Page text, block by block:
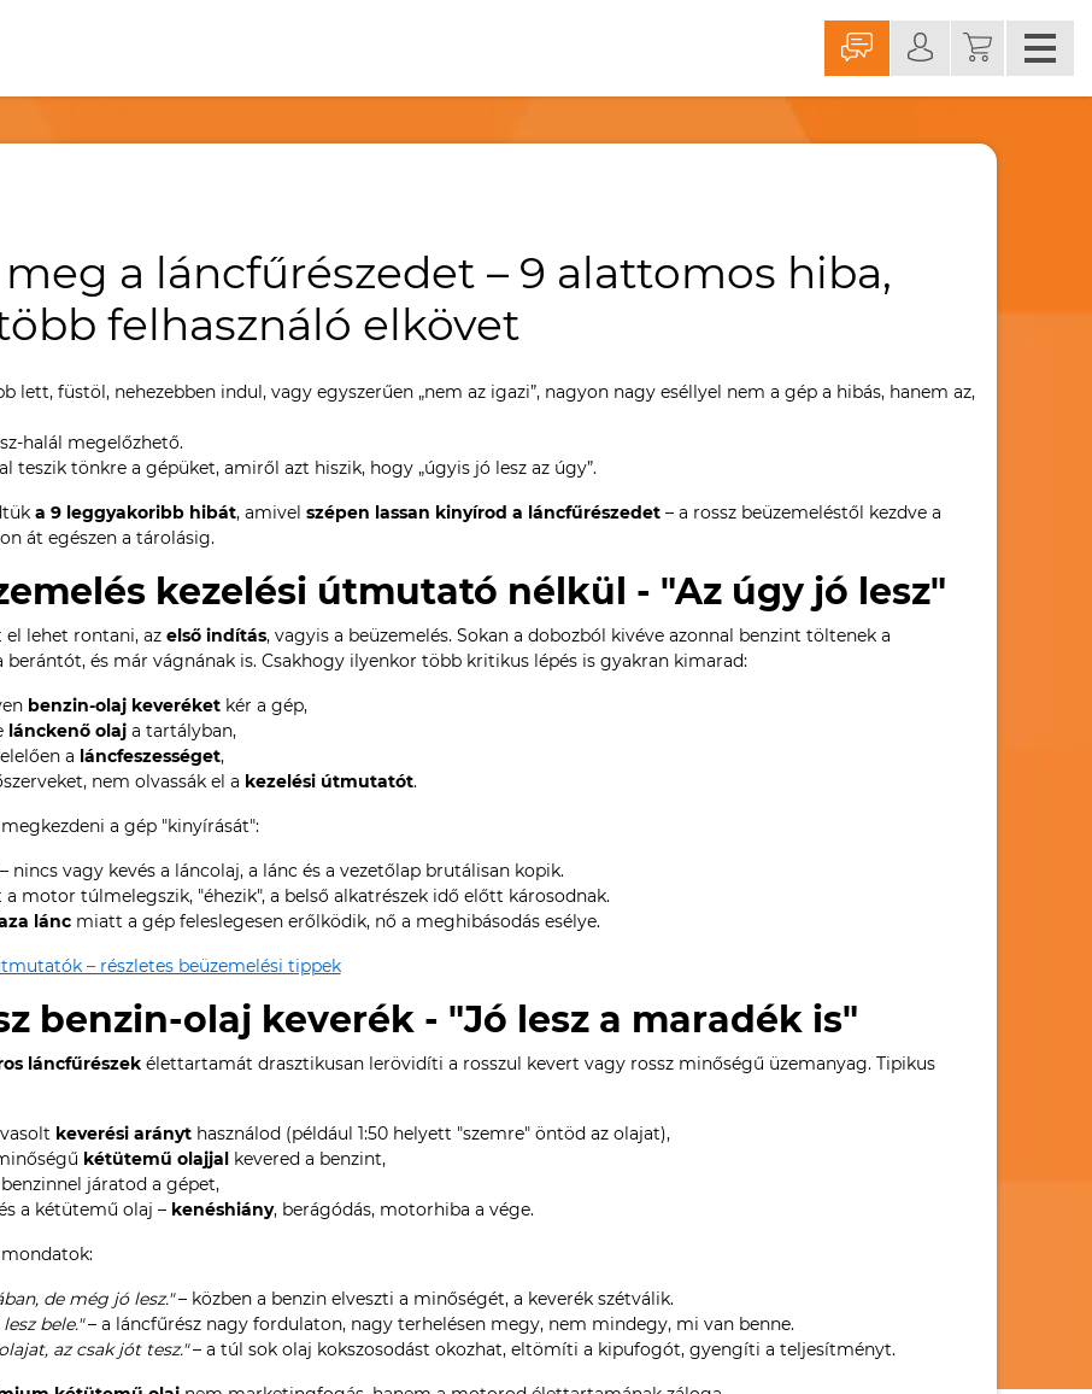
meg a láncfűrészedet – 9 alattomos hiba,
felhasználó elkövet
lett, füstöl, nehezebben indul, vagy egyszerűen „nem az igazi”, nagyon nagy eséllyel nem a gép a hibás, hanem az,
halál megelőzhető.
teszik tönkre a gépüket, amiről azt hiszik, hogy „úgyis jó lesz az úgy”.
a 9 leggyakoribb hibát, amivel szépen lassan kinyírod a láncfűrészedet– a rossz beüzemeléstől kezdve a
át egészen a tárolásig.
kezelési útmutató nélkül - "Az úgy jó lesz"
lehet rontani, az első indítás, vagyis a beüzemelés. Sokan a dobozból kivéve azonnal benzint töltenek a
berántót, és már vágnának is. Csakhogy ilyenkor több kritikus lépés is gyakran kimarad:
benzin-olaj keveréketkér a gép,
lánckenő olaja tartályban,
a láncfeszességet,
nem olvassák el a kezelési útmutatót.
a gép "kinyírását":
nincs vagy kevés a láncolaj, a lánc és a vezetőlap brutálisan kopik.
motor túlmelegszik, "éhezik", a belső alkatrészek idő előtt károsodnak.
láncmiatt a gép feleslegesen erőlködik, nő a meghibásodás esélye.
– részletes beüzemelési tippek
benzin-olaj keverék - "Jó lesz a maradék is"
láncfűrészekélettartamát drasztikusan lerövidíti a rosszul kevert vagy rossz minőségű üzemanyag. Tipikus
keverési aránythasználod (például 1:50 helyett "szemre" öntöd az olajat),
kétütemű olajjalkevered a benzint,
járatod a gépet,
a kétütemű olaj – kenéshiány, berágódás, motorhiba a vége.
de még jó lesz."– közben a benzin elveszti a minőségét, a keverék szétválik.
bele."– a láncfűrész nagy fordulaton, nagy terhelésen megy, nem mindegy, mi van benne.
az csak jót tesz."– a túl sok olaj kokszosodást okozhat, eltömíti a kipufogót, gyengíti a teljesítményt.